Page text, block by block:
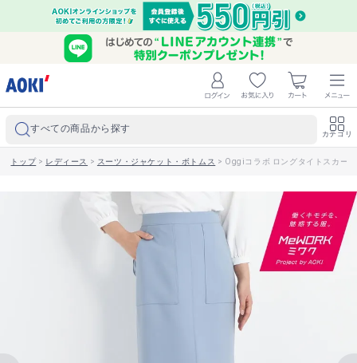
すべての商品から探す カテゴリ
トップ> レディース > スーツ・ジャケット・ボトムス > Oggiコラボ ロングタイトスカー